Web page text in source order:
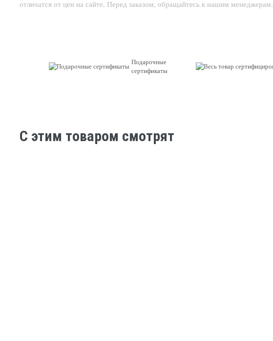
отличатся от цен на сайте. Перед заказом, обращайтесь к нашим менеджерам.
Подарочные
сертификаты
C этим товаром смотрят